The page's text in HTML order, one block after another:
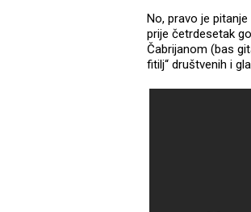
No, pravo je
prije četrdesetak
Čabrijanom (bas
fitilj“ društvenih i